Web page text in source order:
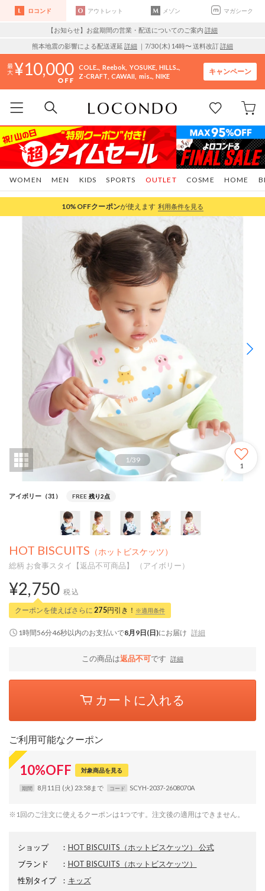
ロコンド アウトレット メゾン マガシーク
【お知らせ】お盆期間の営業・配送についてのご案内 詳細
熊本地震の影響による配送遅延 詳細 ｜7/30 (木) 14時〜 送料改訂詳細
10,000 COLE.. Reebok YOSUKE HILLS..
Z-CRAFT CAWAII mis.. NIKE
キャンペーン
WOMEN MEN KIDS SPORTS COSME HOME
OUTLET
10%OFFクーポンが使えます 利用条件を見る
1/39
1
アイボリー（31） FREE 残り2点
HOT BISCUITS （ホットビスケッツ）
総柄 お食事スタイ【返品不可商品】 （アイボリー）
¥2,750 税込
クーポンを使えばさらに 275円引き！ ※適用条件
1時間56分45秒以内のお支払いで8月9日(日)にお届け 詳細
この商品は返品不可です 詳細
カートに入れる
ご利用可能なクーポン
10%OFF 対象商品を見る
期間 8月11日 (火) 23:58まで コード SCYH-2037-2608070A
※1回のご注文に使えるクーポンは1つです。注文後の適用はできません。
ショップ ： HOT BISCUITS（ホットビスケッツ） 公式
ブランド
： HOT BISCUITS （ホットビスケッツ）
性別タイプ
： キッズ